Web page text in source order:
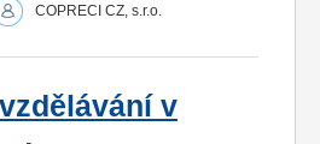
COPRECI CZ, s.r.o.
v